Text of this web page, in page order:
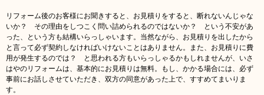
リフォーム後のお客様にお聞きすると、お見積りをすると、断れないんじゃな
いか？ その理由をしつこく問い詰められるのではないか？ という不安があ
った、という方も結構いらっしゃいます。当然ながら、お見積りを出したから
と言って必ず契約しなければいけないことはありません。また、お見積りに費
用が発生するのでは？ と思われる方もいらっしゃるかもしれませんが、いさ
はやのリフォームは、基本的にお見積りは無料。もし、かかる場合には、必ず
事前にお話しさせていただき、双方の同意があった上で、すすめてまいりま
す。